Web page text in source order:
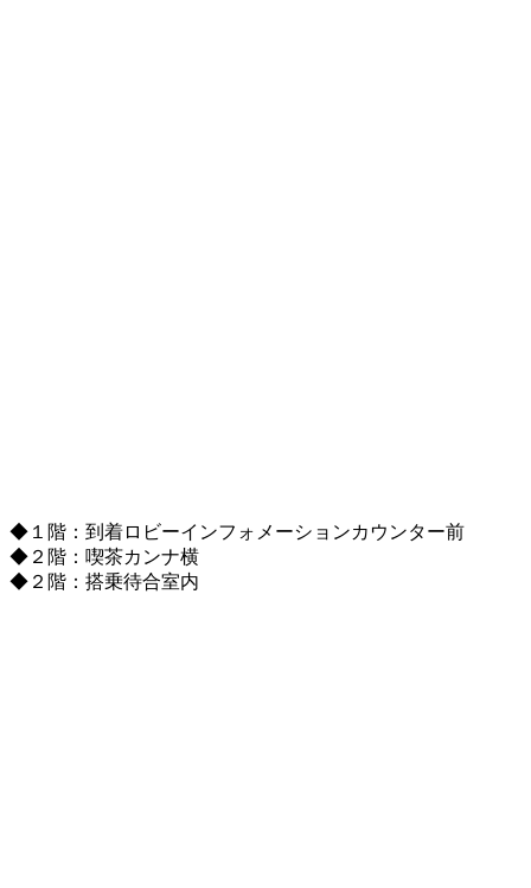
◆１階：到着ロビーインフォメーションカウンター前
◆２階：喫茶カンナ横
◆２階：搭乗待合室内